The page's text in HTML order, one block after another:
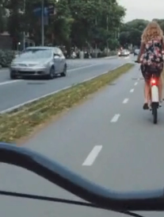
Para